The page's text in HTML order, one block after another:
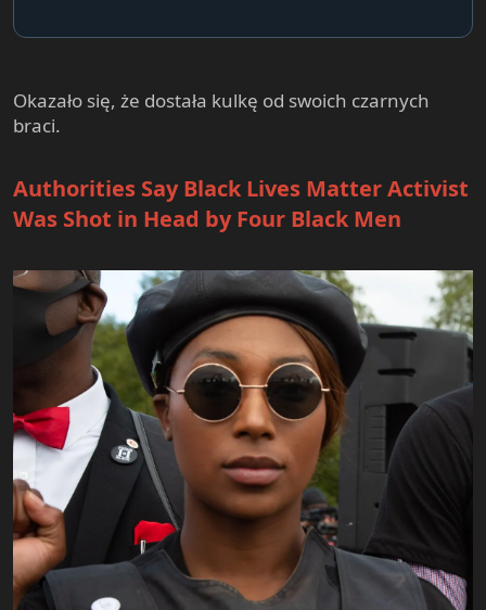
Okazało się, że dostała kulkę od swoich czarnych
braci.
Authorities Say Black Lives Matter Activist
Was Shot in Head by Four Black Men